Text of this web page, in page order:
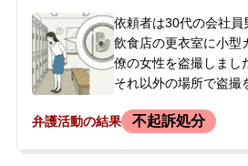
親が、事件内容や今後
を感じ、当事務所に初
ました。
依頼者は30代の会社
飲食店の更衣室に小型
僚の女性を盗撮しまし
それ以外の場所で盗撮
れ、依頼者は店長に事
弁護活動の結果 不起訴処分